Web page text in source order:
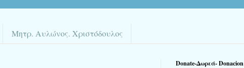
Μητρ. Αυλώνος. Χριστόδουλος
Donate-Δωρεά- Donacion